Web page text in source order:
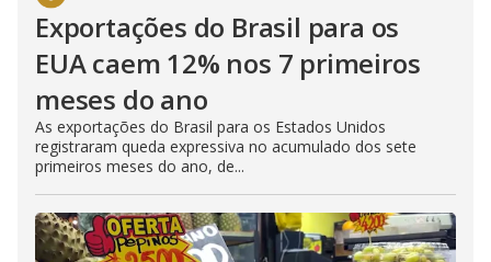
Exportações do Brasil para os
EUA caem 12% nos 7 primeiros
meses do ano
As exportações do Brasil para os Estados Unidos
registraram queda expressiva no acumulado dos sete
primeiros meses do ano, de...